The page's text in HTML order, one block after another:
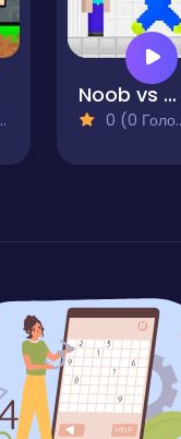
Noob vs Blue Monster
0 (0 Голосів)